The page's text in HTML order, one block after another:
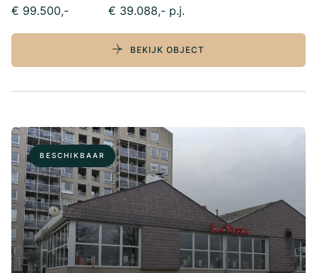
€ 99.500,- € 39.088,- p.j.
BEKIJK OBJECT
BESCHIKBAAR